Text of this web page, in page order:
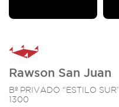
Rawson San Juan
Bº PRIVADO “ESTILO
1300